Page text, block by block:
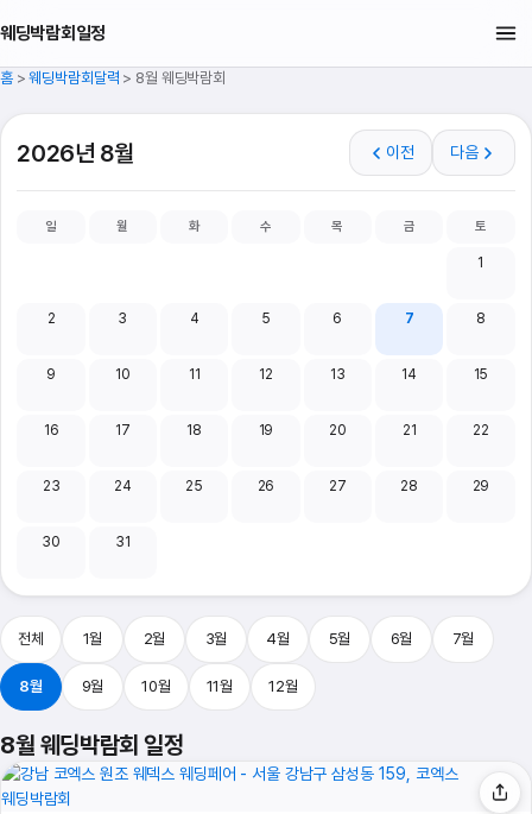
웨딩박람회일정
홈>웨딩박람회달력 > 8월 웨딩박람회
2026년 8월 이전 다음
일 월 화 수 목 금 토
1
2 3 4 5 6 7 8
9 10 11 12 13 14 15
16 17 18 19 20 21 22
23 24 25 26 27 28 29
30 31
전체 1월 2월 3월 4월 5월 6월 7월
8월 9월 10월 11월 12월
8월 웨딩박람회 일정